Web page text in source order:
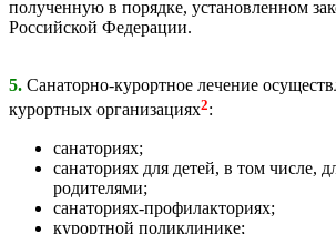
полученную в порядке, установленном
Российской Федерации.
5. Санаторно-курортное лечение
курортных организациях2:
санаториях;
санаториях для детей, в том числе,
родителями;
санаториях-профилакториях;
курортной поликлинике;